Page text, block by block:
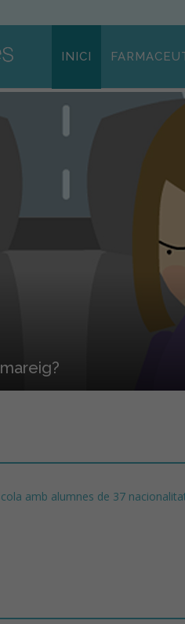
INICI
amb alumnes de 37